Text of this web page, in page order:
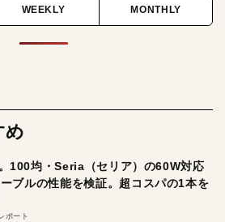
WEEKLY MONTHLY
め
100均・Seria（セリア）の60W対応
ブルの性能を検証。超コスパの1本を
ポート